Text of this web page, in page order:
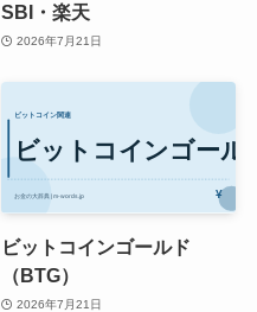
SBI・楽天
2026年7月21日
ビットコインゴールド
（BTG）
2026年7月21日